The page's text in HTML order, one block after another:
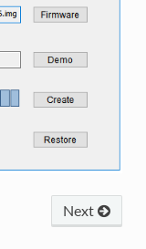
Next